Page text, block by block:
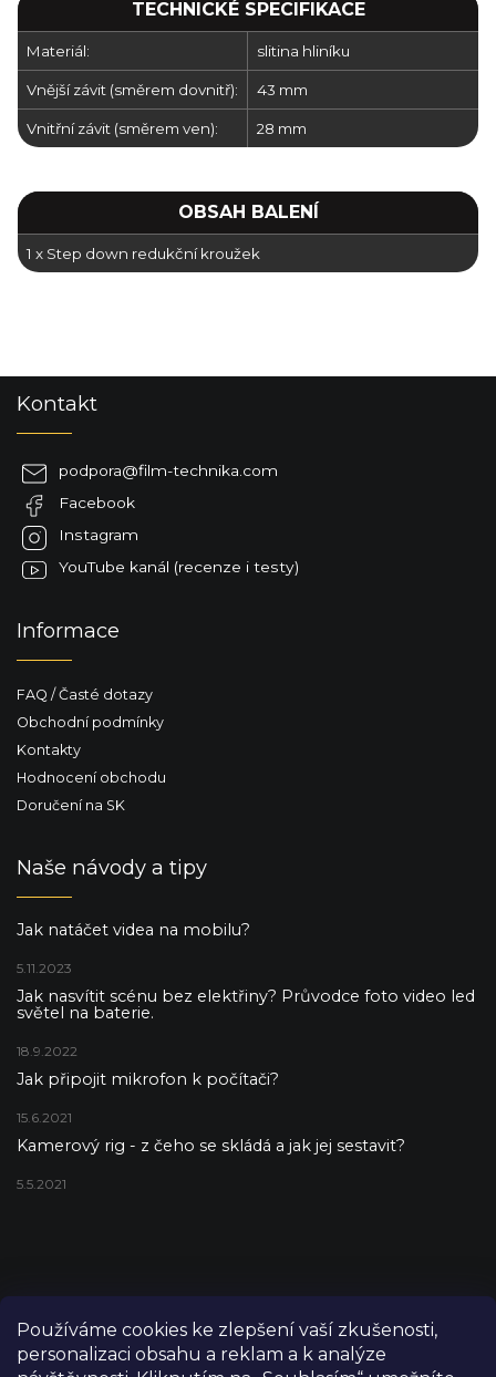
Používáme cookies ke zlepšení vaší zkušenosti,
personalizaci obsahu a reklam a k analýze
TECHNICKÉ SPECIFIKACE
Materiál: slitina hliníku
Vnější závit (směrem dovnitř): 43 mm
Vnitřní závit (směrem ven): 28 mm
OBSAH BALENÍ
1 x Step down redukční kroužek
Kontakt
podpora@film-technika.com
Facebook
Instagram
YouTube kanál (recenze i testy)
Informace
FAQ / Časté dotazy
Obchodní podmínky
Kontakty
Hodnocení obchodu
Doručení na SK
Naše návody a tipy
Jak natáčet videa na mobilu?
5.11.2023
Jak nasvítit scénu bez elektřiny? Průvodce foto video led
světel na baterie.
18.9.2022
Jak připojit mikrofon k počítači?
15.6.2021
Kamerový rig - z čeho se skládá a jak jej sestavit?
5.5.2021